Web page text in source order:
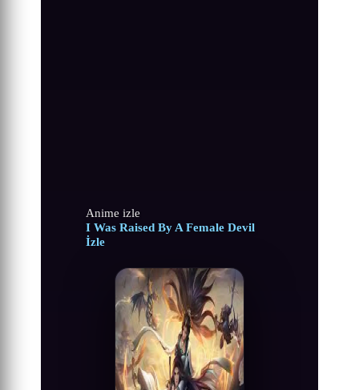
Anime izle
I Was Raised By A Female Devil
İzle